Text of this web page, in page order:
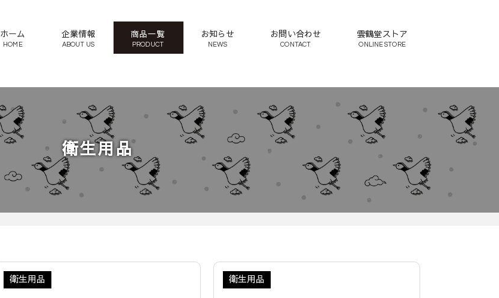
ホーム
HOME
企業情報
ABOUT US
商品一覧
PRODUCT
お知らせ
NEWS
お問い合わせ
CONTACT
雲鶴堂ストア
ONLINE STORE
衛生用品
衛生用品 衛生用品